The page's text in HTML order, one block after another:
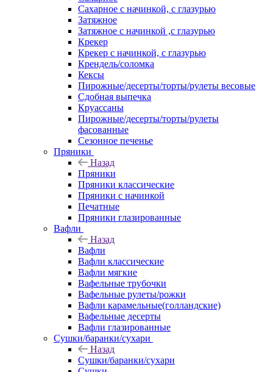
Сахарное с начинкой, с глазурью
Затяжное
Затяжное с начинкой ,с глазурью
Крекер
Крекер с начинкой, с глазурью
Крендель/соломка
Кексы
Пирожные/десерты/торты/рулеты весовые
Сдобная выпечка
Круассаны
Пирожные/десерты/торты/рулеты
фасованные
Сезонное печенье
Пряники
Назад
Пряники
Пряники классические
Пряники с начинкой
Печатные
Пряники глазированные
Вафли
Назад
Вафли
Вафли классические
Вафли мягкие
Вафельные трубочки
Вафельные рулеты/рожки
Вафли карамельные(голландские)
Вафельные десерты
Вафли глазированные
Сушки/баранки/сухари
Назад
Сушки/баранки/сухари